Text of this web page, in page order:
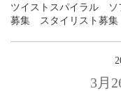
ツイストスパイラル
募集 スタイリスト募集
3月